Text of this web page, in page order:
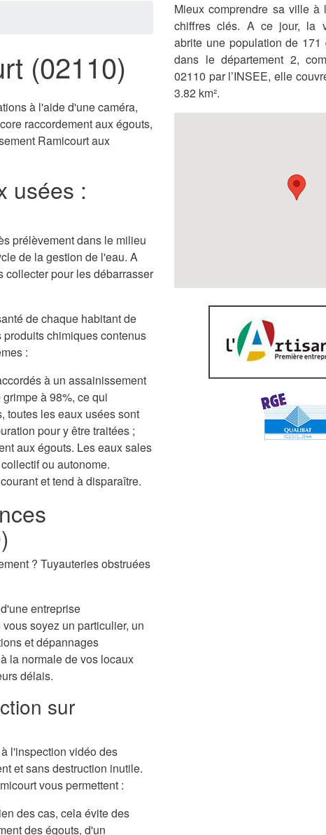
(02110)
à l'aide d'une caméra,
raccordement aux égouts,
Ramicourt aux
usées :
prélèvement dans le milieu
de la gestion de l'eau. A
collecter pour les débarrasser
de chaque habitant de
chimiques contenus
:
à un assainissement
à 98%, ce qui
toutes les eaux usées sont
pour y être traitées ;
aux égouts. Les eaux sales
ou autonome.
et tend à disparaître.
? Tuyauteries obstruées
entreprise
soyez un particulier, un
et dépannages
la normale de vos locaux
délais.
sur
l'inspection vidéo des
et sans destruction inutile.
vous permettent :
des cas, cela évite des
des égouts, d'un
Mieux comprendre sa ville à
chiffres clés. A ce jour, la
abrite une population de 171
dans le département 2,
02110 par l’INSEE, elle
3.82 km².